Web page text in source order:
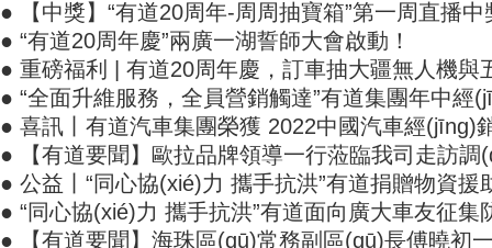
● 【中獎】“有道20周年-周周抽寶箱”第一周直播
● “有道20周年慶”兩廣一湖誓師大會啟動！
● 重磅福利 | 有道20周年慶，訂車抽大疆無人機與
● “全面升維服務，全員營銷觸達”有道集團年中經
● 喜訊丨有道汽車集團榮獲 2022中國汽車經(jīng)
● 【有道要聞】歐拉品牌領導一行蒞臨我司走訪調
● 公益丨“同心協(xié)力 攜手抗洪”有道捐贈物資
● “同心協(xié)力 攜手抗洪”有道面向廣大車友征
● 【有道要聞】海珠區(qū)常務副區(qū)長傅曉初